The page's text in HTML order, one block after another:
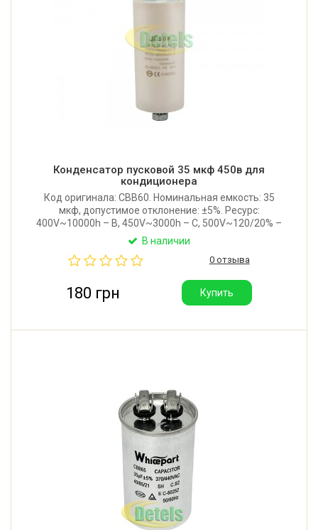
Конденсатор пусковой 35 мкф 450в для
кондиционера
Код оригинала: CBB60. Номинальная емкость: 35
мкф, допустимое отклонение: ±5%. Ресурс:
400V~10000h – B, 450V~3000h – C, 500V~120/20% –
1000h – D. Допустимая температура:
EN60252. Производитель: Китай. Хорошее качество.
В наличии
0 отзыва
180 грн Купить